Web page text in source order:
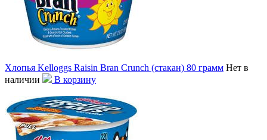
Хлопья Kelloggs Raisin Bran Crunch (стакан) 80 грамм Нет в
наличии
В корзину